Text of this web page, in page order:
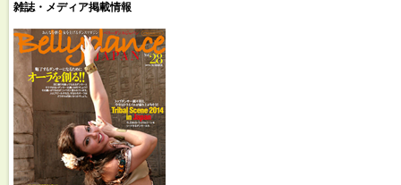
雑誌・メディア掲載情報